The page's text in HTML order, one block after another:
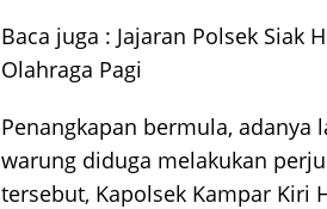
Baca juga : Jajaran Polsek Siak
Olahraga Pagi
Penangkapan bermula, adanya
warung diduga melakukan
tersebut, Kapolsek Kampar Kiri